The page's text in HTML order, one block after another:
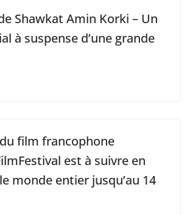
Shawkat Amin Korki – Un
à suspense d’une grande
film francophone
est à suivre en
monde entier jusqu’au 14